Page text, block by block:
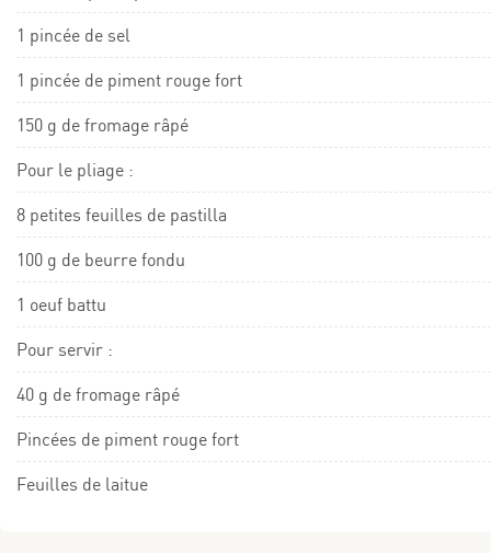
1 pincée de sel
1 pincée de piment rouge fort
150 g de fromage râpé
Pour le pliage :
8 petites feuilles de pastilla
100 g de beurre fondu
1 oeuf battu
Pour servir :
40 g de fromage râpé
Pincées de piment rouge fort
Feuilles de laitue